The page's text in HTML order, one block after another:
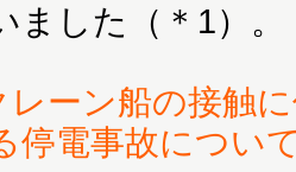
ました（＊1）。
レーン船の接触
停電事故につい